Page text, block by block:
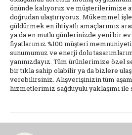
önünde kalıyoruz ve müşterilerimize
doğrudan ulaştırıyoruz. Mükemmel
güldürmek en ihtiyatlı amaçlarımız
ya da en mutlu günlerinizde yeni bir
fiyatlarımız %100 müşteri memnuniyeti
sunumumuz ve enerji dolu
yanınızdayız. Tüm ürünlerimize
bir tıkla sahip olabilir ya da bizlere
verebilirsiniz. Alışverişinizin tüm
hizmetlerimiz sağduyulu yaklaşımı ile